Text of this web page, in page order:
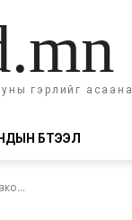
гэрлийг асаана
БҮТЭЭЛ